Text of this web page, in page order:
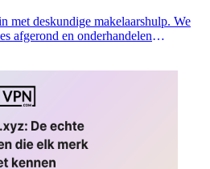
met deskundige makelaarshulp. We
afgerond en onderhandelen